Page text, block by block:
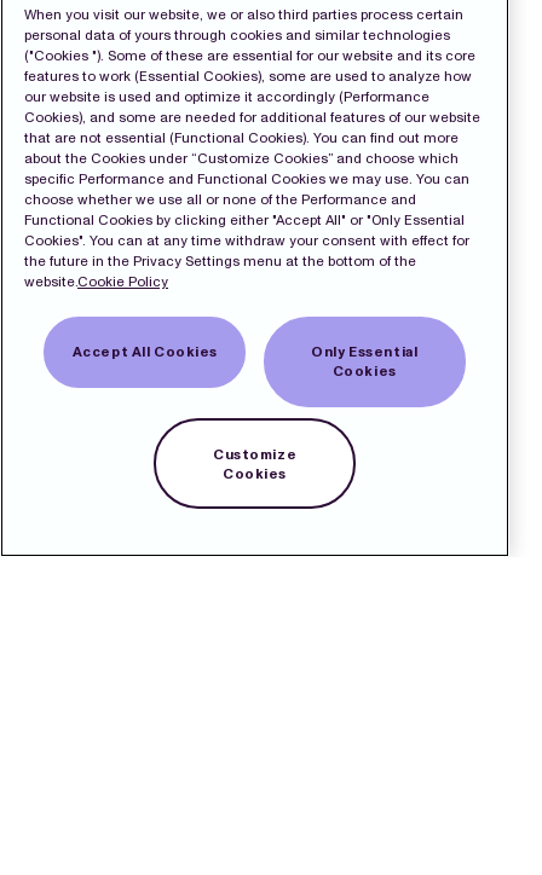
When you visit our website, we or also third parties process certain
personal data of yours through cookies and similar technologies
("Cookies "). Some of these are essential for our website and its core
features to work (Essential Cookies), some are used to analyze how
our website is used and optimize it accordingly (Performance
Cookies), and some are needed for additional features of our website
that are not essential (Functional Cookies). You can find out more
about the Cookies under “Customize Cookies” and choose which
specific Performance and Functional Cookies we may use. You can
choose whether we use all or none of the Performance and
Functional Cookies by clicking either "Accept All" or "Only Essential
Cookies". You can at any time withdraw your consent with effect for
the future in the Privacy Settings menu at the bottom of the
website.Cookie Policy
Accept All Cookies
Only Essential
Cookies
Customize
Cookies